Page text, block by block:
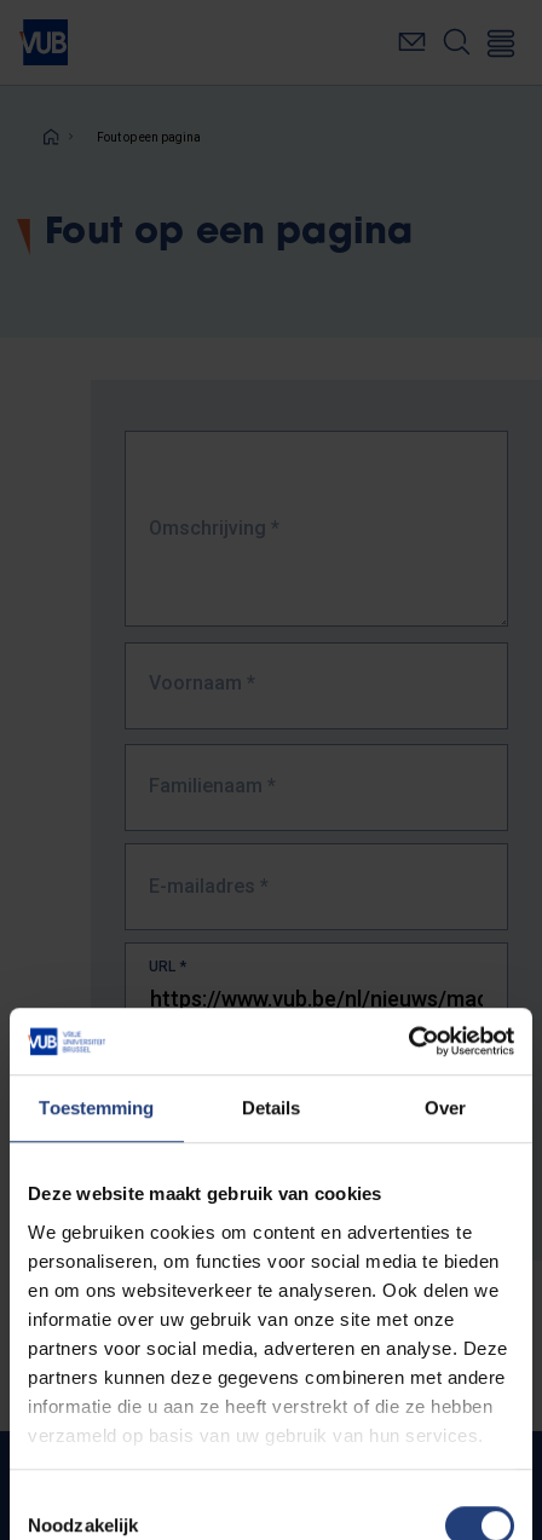
Toestemming Details Over
Deze website maakt gebruik van cookies
We gebruiken cookies om content en advertenties te
personaliseren, om functies voor social media te bieden
en om ons websiteverkeer te analyseren. Ook delen we
informatie over uw gebruik van onze site met onze
partners voor social media, adverteren en analyse. Deze
partners kunnen deze gegevens combineren met andere
informatie die u aan ze heeft verstrekt of die ze hebben
verzameld op basis van uw gebruik van hun services.
Noodzakelijk
Overslaan
naar
inhoudKruimelpad
Fout op een pagina
Fout op een pagina
Omschrijving *
Voornaam *
Familienaam *
E-mailadres *
URL *
De volledige URL van de pagina waar je de fout zag.
Snel naar